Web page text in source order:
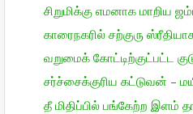
சிறுமிக்கு எமனாக மாறிய
காரைநகரில் சற்குரு
வறுமைக் கோட்டிற்குட்பட்ட
சர்ச்சைக்குரிய கட்டுவன் –
தீ மிதிப்பில் பங்கேற்ற இளம்